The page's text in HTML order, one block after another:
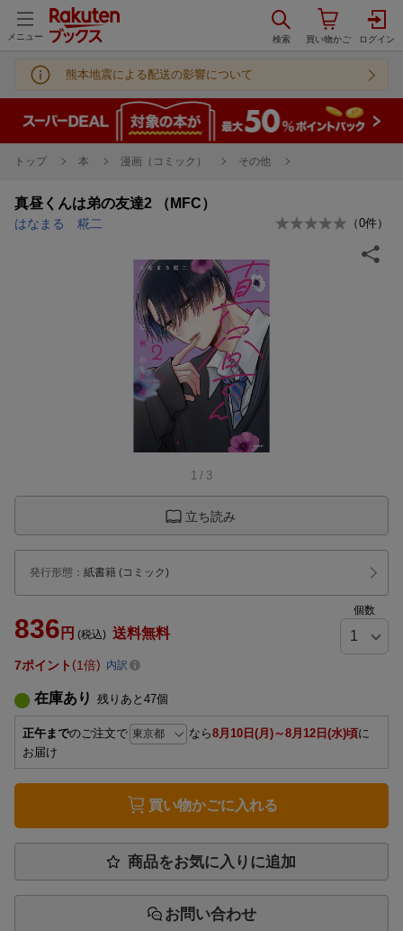
メニュー
熊本地震による配送の影響について
トップ 本 漫画（コミック） その他
真昼くんは弟の友達2 （MFC）
はなまる 糀二 （0件）
1 / 3
立ち読み
発行形態 ： 紙書籍 (コミック)
836 円 (税込) 送料無料
個数
7ポイント 1倍 内訳
在庫あり 残りあと 47個
正午までのご注文で なら8月10日(月)～8月12日(水)頃に
お届け
買い物かごに入れる
商品をお気に入りに追加
お問い合わせ